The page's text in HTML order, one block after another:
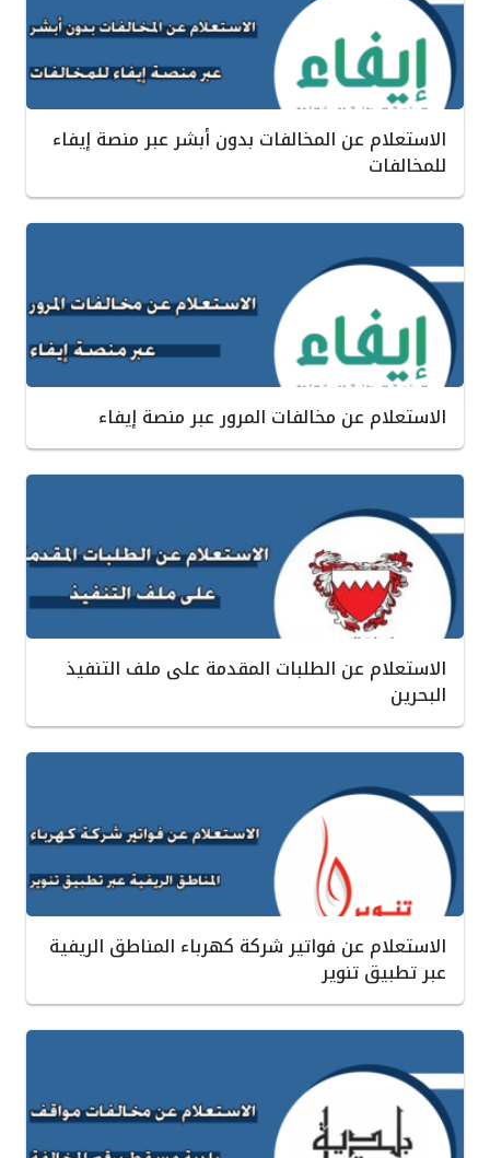
الاستعلام عن المخالفات بدون أبشر عبر منصة إيفاء
للمخالفات
الاستعلام عن مخالفات المرور عبر منصة إيفاء
الاستعلام عن الطلبات المقدمة على ملف التنفيذ
البحرين
الاستعلام عن فواتير شركة كهرباء المناطق الريفية
عبر تطبيق تنوير